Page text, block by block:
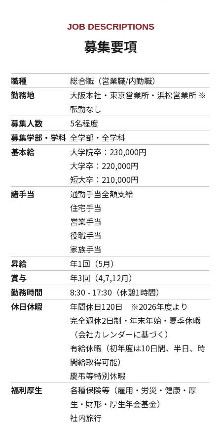
欲を評価して、個々人が楽しみながら成長していける会
社にしていきたいですね。そのためにも、何事も前向き
に熱意を持って取り組み、人にエネルギーを与えられる
ような人にぜひ仲間になってほしいと期待しています。
JOB DESCRIPTIONS
募集要項
職種
総合職（営業職/内勤職）
勤務地
大阪本社・東京営業所・浜松営業所 ※
転勤なし
募集人数
5名程度
募集学部・学科 全学部・全学科
基本給
大学院卒：230,000円
大学卒：220,000円
短大卒：210,000円
諸手当
通勤手当全額支給
住宅手当
営業手当
役職手当
家族手当
昇給
年1回（5月）
賞与
年3回（4,7,12月）
勤務時間
8:30 - 17:30（休憩1時間）
休日休暇
年間休日120日 ※2026年度より
完全週休2日制・年末年始・夏季休暇
（会社カレンダーに基づく）
有給休暇（初年度は10日間、半日、時
間給取得可能）
慶弔等特別休暇
福利厚生
各種保険等（雇用・労災・健康・厚
生・財形・厚生年金基金）
社内旅行